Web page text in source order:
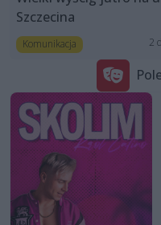
Szczecina
Komunikacja 2